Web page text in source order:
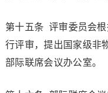
第十五条 评审委员会
行评审，提出国家级非
部际联席会议办公室。